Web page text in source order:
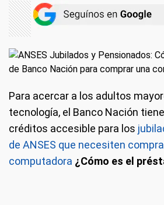
Para acercar a los adultos
tecnología, el Banco Nación
créditos accesible para los
de ANSES que necesiten
computadora ¿Cómo es el